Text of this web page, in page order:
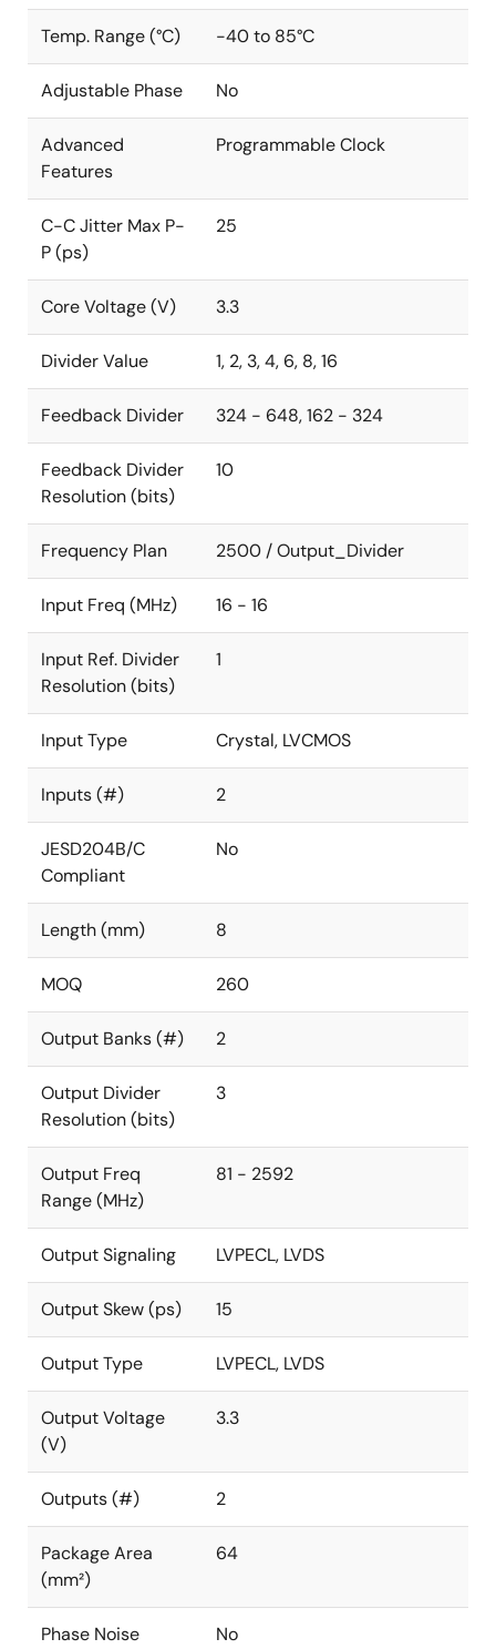
Temp. Range (°C) -40 to 85°C
Adjustable Phase No
Advanced
Features
Programmable Clock
C-C Jitter Max P-
P (ps)
25
Core Voltage (V) 3.3
Divider Value 1, 2, 3, 4, 6, 8, 16
Feedback Divider 324 - 648, 162 - 324
Feedback Divider
Resolution (bits)
10
Frequency Plan 2500 / Output_Divider
Input Freq (MHz) 16 - 16
Input Ref. Divider
Resolution (bits)
1
Input Type Crystal, LVCMOS
Inputs (#) 2
JESD204B/C
Compliant
No
Length (mm) 8
MOQ 260
Output Banks (#) 2
Output Divider
Resolution (bits)
3
Output Freq
Range (MHz)
81 - 2592
Output Signaling LVPECL, LVDS
Output Skew (ps) 15
Output Type LVPECL, LVDS
Output Voltage
(V)
3.3
Outputs (#) 2
Package Area
(mm²)
64
Phase Noise No